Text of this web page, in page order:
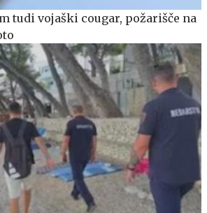
tudi vojaški cougar, požarišče na